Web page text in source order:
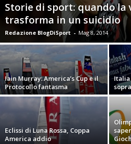
Storie di sport: quando
trasforma in un suicidio
Redazione BlogDiSport - Mag 8, 2014
Iain Murray: America’s Cup e il
Protocollo fantasma
Italia
Eclissi di Luna Rossa, Coppa
America addio